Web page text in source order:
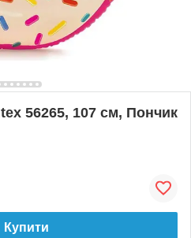
56265, 107 см, Пончик
Купити